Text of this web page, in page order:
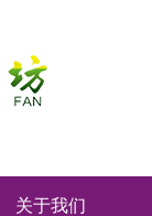
关于我们